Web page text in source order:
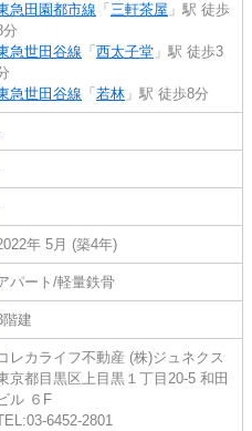
急田園都市線 「 三軒茶屋 」駅 徒歩
分
急世田谷線 「 西太子堂 」駅 徒歩3
急世田谷線 「 若林 」駅 徒歩8分
年 5月 (築4年)
パート/軽量鉄骨
階建
レカライフ不動産 (株)ジュネクス
京都目黒区上目黒１丁目20-5 和田
ル ６F
6452-2801